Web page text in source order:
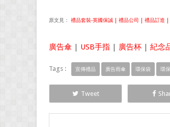
原文見： 禮品套裝-英國保誠 | 禮品公司 | 禮品訂造 |
廣告傘 | USB手指 | 廣告杯 | 紀念
Tags : 宣傳禮品 廣告雨傘 環保袋 環
Tweet